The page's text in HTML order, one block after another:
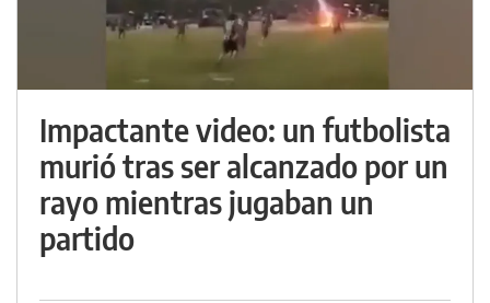
Impactante video: un futbolista
murió tras ser alcanzado por un
rayo mientras jugaban un
partido